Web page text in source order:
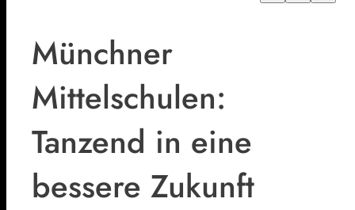
Münchner
Mittelschulen:
Tanzend in eine
bessere Zukunft